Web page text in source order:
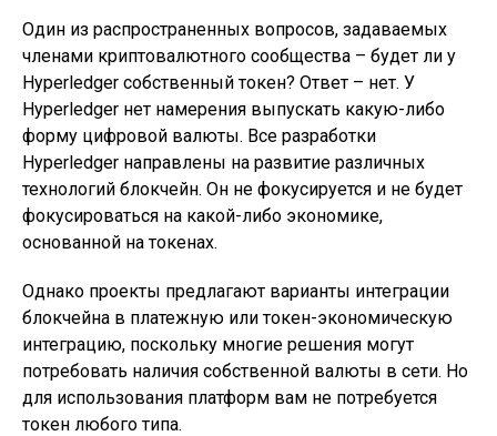
Один из распространенных вопросов, задаваемых
членами криптовалютного сообщества – будет ли у
Hyperledger собственный токен? Ответ – нет. У
Hyperledger нет намерения выпускать какую-либо
форму цифровой валюты. Все разработки
Hyperledger направлены на развитие различных
технологий блокчейн. Он не фокусируется и не будет
фокусироваться на какой-либо экономике,
основанной на токенах.
Однако проекты предлагают варианты интеграции
блокчейна в платежную или токен-экономическую
интеграцию, поскольку многие решения могут
потребовать наличия собственной валюты в сети. Но
для использования платформ вам не потребуется
токен любого типа.